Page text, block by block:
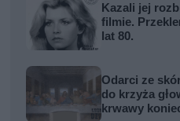
Kazali jej
filmie.
lat 80.
Odarci ze
do krzyża
krwawy